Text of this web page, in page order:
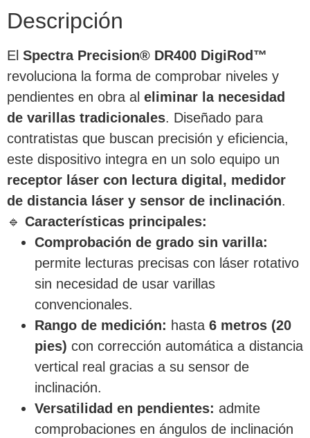
Descripción
El Spectra Precision® DR400 DigiRod™
revoluciona la forma de comprobar niveles y
pendientes en obra al eliminar la necesidad
de varillas tradicionales. Diseñado para
contratistas que buscan precisión y eficiencia,
este dispositivo integra en un solo equipo un
receptor láser con lectura digital, medidor
de distancia láser y sensor de inclinación.
🔹 Características principales:
Comprobación de grado sin varilla:
permite lecturas precisas con láser rotativo
sin necesidad de usar varillas
convencionales.
Rango de medición: hasta 6 metros (20
pies) con corrección automática a distancia
vertical real gracias a su sensor de
inclinación.
Versatilidad en pendientes: admite
comprobaciones en ángulos de inclinación